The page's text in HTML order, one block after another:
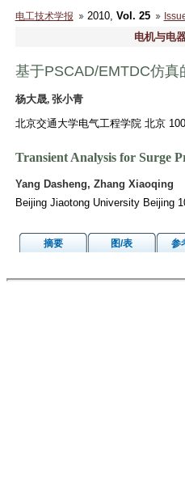
电工技术学报 2010, Vol. 25
电机与电
基于PSCAD/EMTDC仿
杨大晟, 张小青
北京交通大学电气工程学院 北京
Transient Analysis for Surge
Yang Dasheng, Zhang Xiaoqing
Beijing Jiaotong University Beijing
摘要 图/表 参